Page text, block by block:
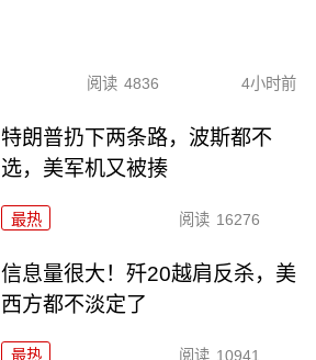
阅读 4836 4小时前
特朗普扔下两条路，波斯都不
选，美军机又被揍
最热 阅读 16276
信息量很大！歼20越肩反杀，美
西方都不淡定了
最热 阅读 10941